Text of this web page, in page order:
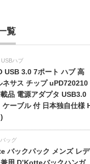
覧
USBハブ
USB 3.0 7ポート ハブ 高
ネサス チップ uPD720210
載品 電源アダプタ USB3.0
ケーブル 付 日本独自仕様
バッグ
バックパック メンズ レデ